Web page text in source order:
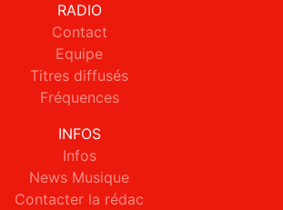
RADIO
Contact
Equipe
Titres diffusés
Fréquences
INFOS
Infos
News Musique
Contacter la rédac